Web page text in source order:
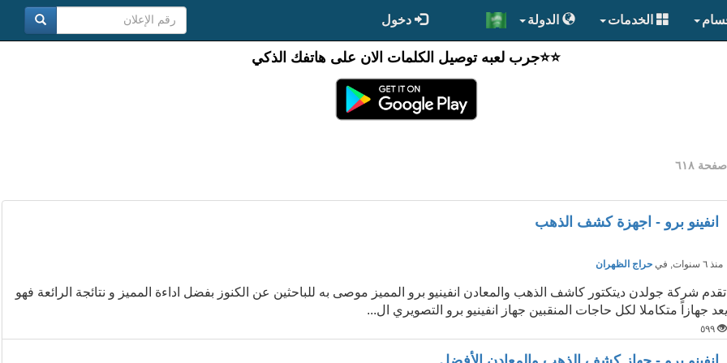
الخدمات الدولة دخول
⭐️⭐جرب لعبه توصيل الكلمات الان على هاتفك الذكي
٦١٨
انفينو برو - اجهزة كشف الذهب
منذ ٦ سنوات , فيحراج الظهران
تقدم شركة جولدن ديتكتور كاشف الذهب والمعادن انفينيو برو المميز موصى به للباحثين عن الكنوز بفضل اداءة المميز و نتائجة الرائعة فهو
يعد جهازاً متكاملا لكل حاجات المنقبين جهاز انفينيو برو التصويري ال...
٥٩٩